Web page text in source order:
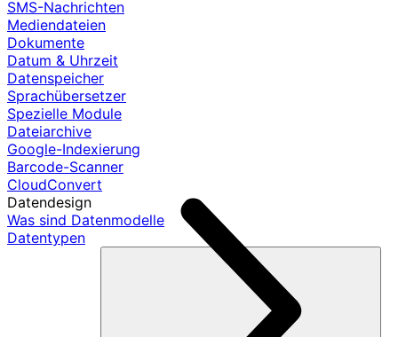
SMS-Nachrichten
Mediendateien
Dokumente
Datum & Uhrzeit
Datenspeicher
Sprachübersetzer
Spezielle Module
Dateiarchive
Google-Indexierung
Barcode-Scanner
CloudConvert
Datendesign
Was sind Datenmodelle
Datentypen